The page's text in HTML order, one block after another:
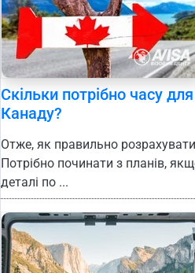
Скільки потрібно часу
Канаду?
Отже, як правильно
Потрібно починати з планів,
деталі по ...